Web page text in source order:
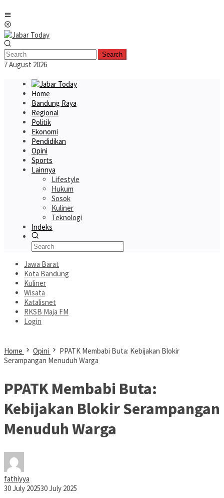
to
content
Search
7 August 2026
Home
Bandung Raya
Regional
Politik
Ekonomi
Pendidikan
Opini
Sports
Lainnya
Lifestyle
Hukum
Sosok
Kuliner
Teknologi
Indeks
Jawa Barat
Kota Bandung
Kuliner
Wisata
Katalisnet
RKSB Maja FM
Login
Home Opini
PPATK Membabi Buta: Kebijakan Blokir
Serampangan Menuduh Warga
PPATK Membabi Buta:
Kebijakan Blokir Serampangan
Menuduh Warga
fathiyya
30 July 202530 July 2025